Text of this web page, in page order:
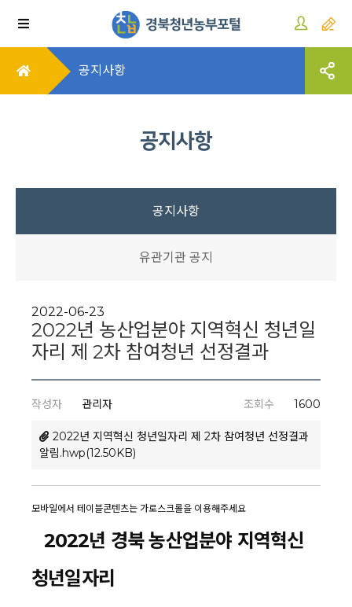
공지사항
공지사항
공지사항
유관기관 공지
2022-06-23
2022년 농산업분야 지역혁신 청년일
자리 제 2차 참여청년 선정결과
작성자 관리자 조회수 1600
2022년 지역혁신 청년일자리 제 2차 참여청년 선정결과
알림.hwp(12.50KB)
2022년 경북 농산업분야 지역혁신
청년일자리